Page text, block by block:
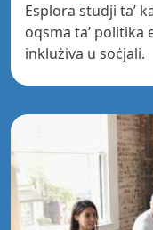
Esplora studji ta’
oqsma ta’ politika
inklużiva u soċjali.